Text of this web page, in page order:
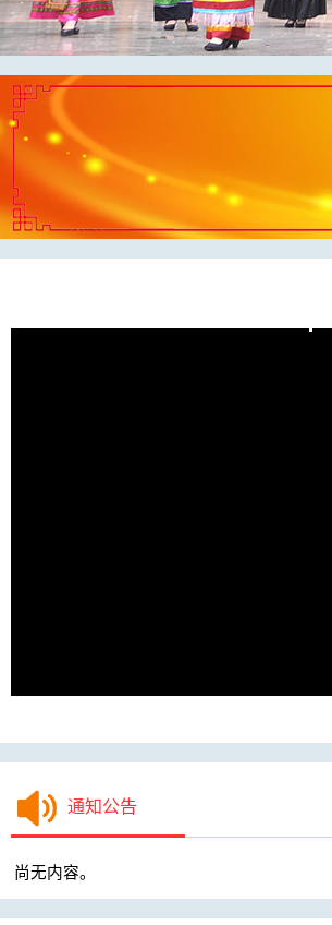
通知公告
尚无内容。